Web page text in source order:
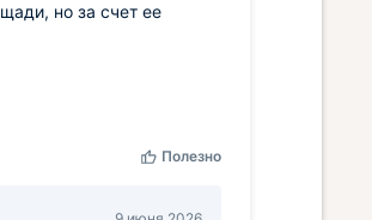
но за счет ее
Полезно